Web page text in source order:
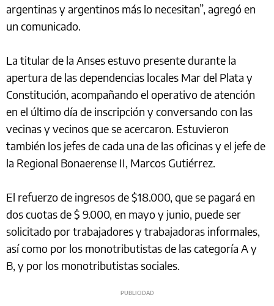
argentinas y argentinos más lo necesitan”, agregó en
un comunicado.
La titular de la Anses estuvo presente durante la
apertura de las dependencias locales Mar del Plata y
Constitución, acompañando el operativo de atención
en el último día de inscripción y conversando con las
vecinas y vecinos que se acercaron. Estuvieron
también los jefes de cada una de las oficinas y el jefe de
la Regional Bonaerense II, Marcos Gutiérrez.
El refuerzo de ingresos de $18.000, que se pagará en
dos cuotas de $ 9.000, en mayo y junio, puede ser
solicitado por trabajadores y trabajadoras informales,
así como por los monotributistas de las categoría A y
B, y por los monotributistas sociales.